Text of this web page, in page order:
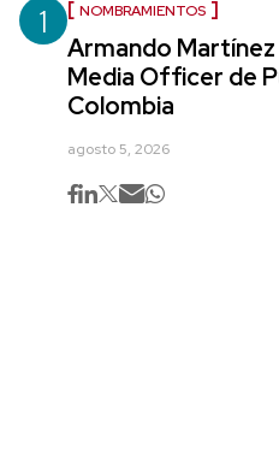
1 NOMBRAMIENTOS
Armando
Media Officer de
Colombia
agosto 5, 2026